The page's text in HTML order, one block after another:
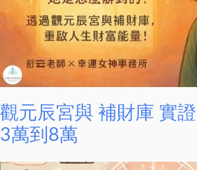
觀元辰宮與 補財庫 實
3萬到8萬